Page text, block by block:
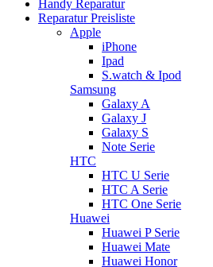
Handy Reparatur
Reparatur Preisliste
Apple
iPhone
Ipad
S.watch & Ipod
Samsung
Galaxy A
Galaxy J
Galaxy S
Note Serie
HTC
HTC U Serie
HTC A Serie
HTC One Serie
Huawei
Huawei P Serie
Huawei Mate
Huawei Honor